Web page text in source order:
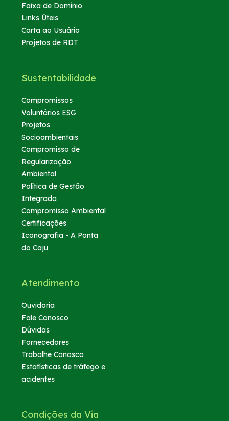
Faixa de Domínio
Links Úteis
Carta ao Usuário
Projetos de RDT
Sustentabilidade
Compromissos
Voluntários ESG
Projetos
Socioambientais
Compromisso de
Regularização
Ambiental
Política de Gestão
Integrada
Compromisso Ambiental
Certificações
Iconografia - A Ponta
do Caju
Atendimento
Ouvidoria
Fale Conosco
Dúvidas
Fornecedores
Trabalhe Conosco
Estatísticas de tráfego e
acidentes
Condições da Via